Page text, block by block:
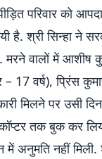
पीड़ित परिवार को
है. श्री सिन्हा ने
वालों में आशीष
17 वर्ष), प्रिंस
मिलने पर उसी
तक बुक कर
अनुमति नहीं